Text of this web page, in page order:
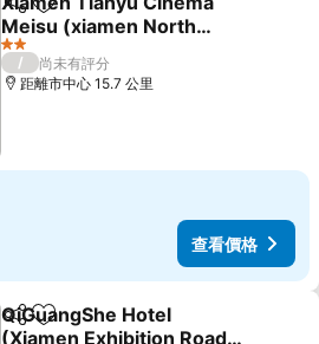
分享 加入我的最愛
Meisu (xiamen North
Railway Station Institute
Of Technology)
2 星級
/
尚未有評分
距離市中心 15.7 公里
查看價格
分享 加入我的最愛
QiGuangShe Hotel
(Xiamen Exhibition Road